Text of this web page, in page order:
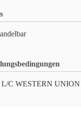
L/C WESTERN UNION